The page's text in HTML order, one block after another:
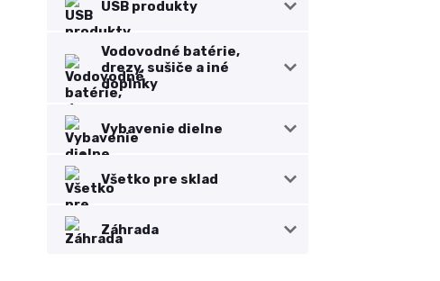
USB produkty
Vodovodné batérie,
drezy, sušiče a iné
doplnky
Vybavenie dielne
Všetko pre sklad
Záhrada